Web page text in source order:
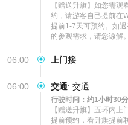
【赠送升旗】如您需
约，请游客自己提前在
提前1-7天可预约。如
的参观需求，请您谅解。
06:00 上门接
06:00 交通: 交通
行驶时间：约1小时30
【赠送升旗】五环内
提前预约，看升旗提前